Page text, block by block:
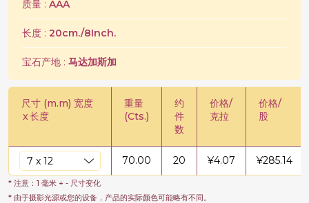
质量 : AAA
长度 : 20cm./8Inch.
宝石产地 : 马达加斯加
尺寸 (m.m) 宽度
x长度
重量
(Cts.)
约
件
数
价格/
克拉
价格/
股
70.00 20 ¥4.07 ¥285.14
* 注意：1 毫米 + - 尺寸变化
* 由于摄影光源或您的设备，产品的实际颜色可能略有不同。